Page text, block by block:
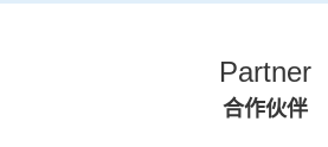
Partner
合作伙伴